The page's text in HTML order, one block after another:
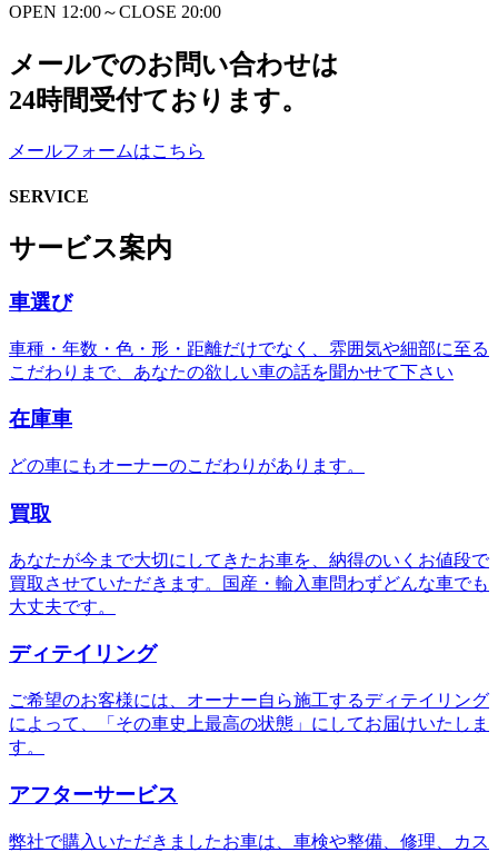
OPEN 12:00～CLOSE 20:00
メールでのお問い合わせは
24時間受付ております。
メールフォームはこちら
SERVICE
サービス案内
車選び
車種・年数・色・形・距離だけでなく、雰囲気や細部に至る
こだわりまで、あなたの欲しい車の話を聞かせて下さい
在庫車
どの車にもオーナーのこだわりがあります。
買取
あなたが今まで大切にしてきたお車を、納得のいくお値段で
買取させていただきます。国産・輸入車問わずどんな車でも
大丈夫です。
ディテイリング
ご希望のお客様には、オーナー自ら施工するディテイリング
によって、「その車史上最高の状態」にしてお届けいたしま
す。
アフターサービス
弊社で購入いただきましたお車は、車検や整備、修理、カス